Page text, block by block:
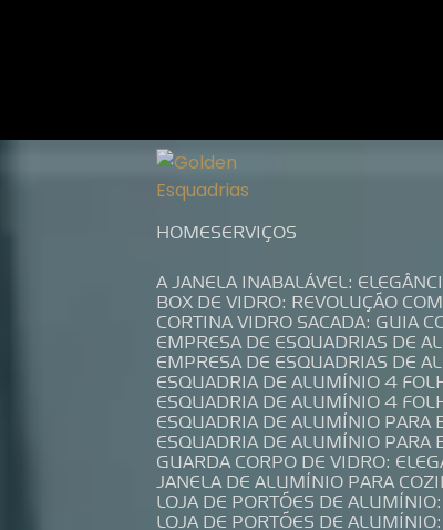
HOME SERVIÇOS
A JANELA INABALÁVEL:
BOX DE VIDRO: REVOLUÇÃO
CORTINA VIDRO SACADA: GUIA
EMPRESA DE ESQUADRIAS DE
EMPRESA DE ESQUADRIAS DE
ESQUADRIA DE ALUMÍNIO 4
ESQUADRIA DE ALUMÍNIO 4
ESQUADRIA DE ALUMÍNIO
ESQUADRIA DE ALUMÍNIO
GUARDA CORPO DE VIDRO:
JANELA DE ALUMÍNIO PARA
LOJA DE PORTÕES DE
LOJA DE PORTÕES DE